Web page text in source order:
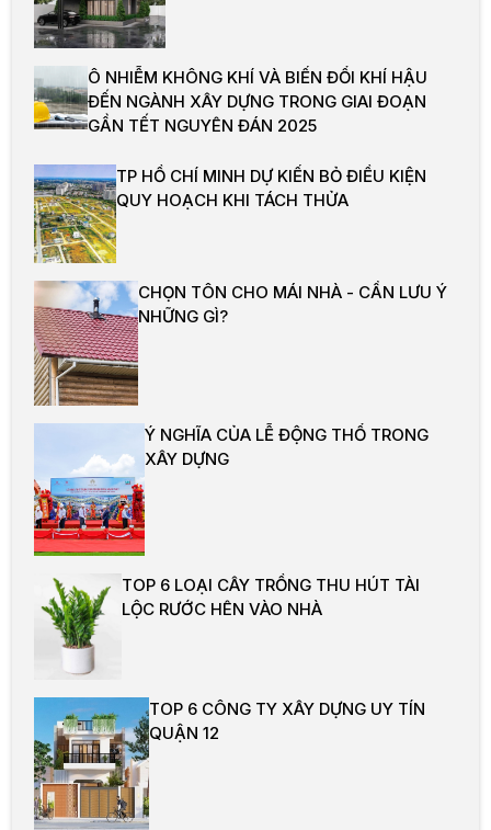
Ô NHIỄM KHÔNG KHÍ VÀ BIẾN ĐỔI KHÍ HẬU
ĐẾN NGÀNH XÂY DỰNG TRONG GIAI ĐOẠN
GẦN TẾT NGUYÊN ĐÁN 2025
TP HỒ CHÍ MINH DỰ KIẾN BỎ ĐIỀU KIỆN
QUY HOẠCH KHI TÁCH THỬA
CHỌN TÔN CHO MÁI NHÀ - CẦN LƯU Ý
NHỮNG GÌ?
Ý NGHĨA CỦA LỄ ĐỘNG THỔ TRONG
XÂY DỰNG
TOP 6 LOẠI CÂY TRỒNG THU HÚT TÀI
LỘC RƯỚC HÊN VÀO NHÀ
TOP 6 CÔNG TY XÂY DỰNG UY TÍN
QUẬN 12